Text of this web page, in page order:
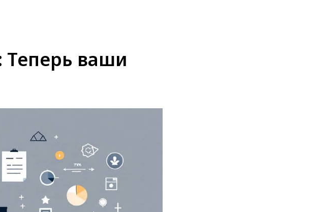
Теперь ваши